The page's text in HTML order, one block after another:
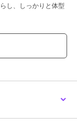
し、しっかりと体型